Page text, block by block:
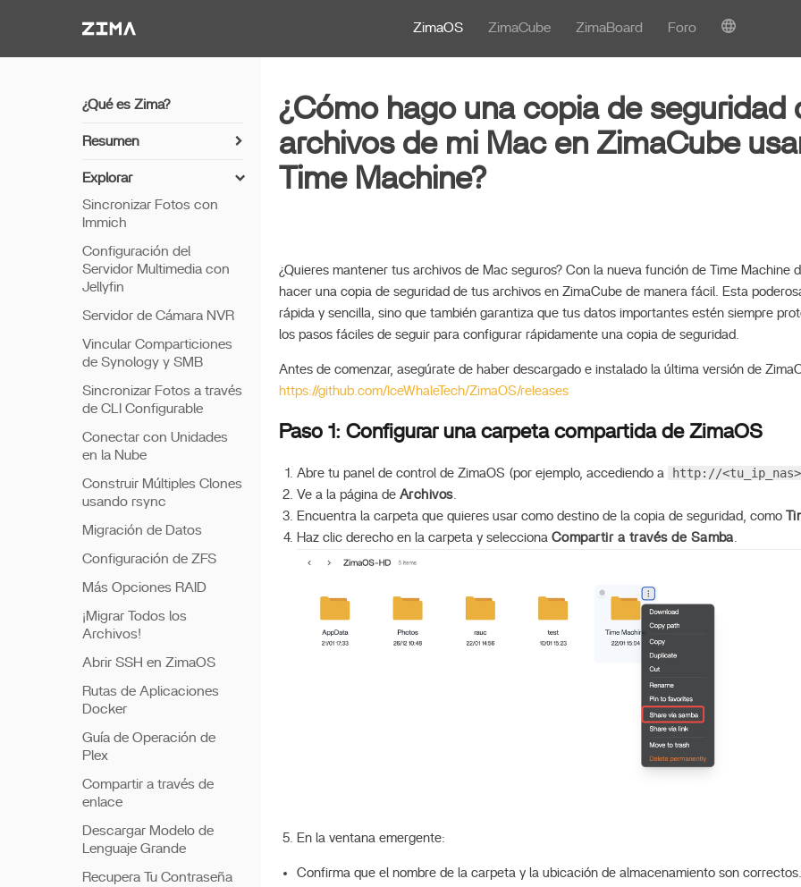
ZimaOS ZimaCube ZimaBoard Foro
¿Cómo hago una copia de seguridad
archivos de mi Mac en ZimaCube
Time Machine?
¿Quieres mantener tus archivos de Mac seguros? Con la nueva función de Time Machine
hacer una copia de seguridad de tus archivos en ZimaCube de manera fácil. Esta
rápida y sencilla, sino que también garantiza que tus datos importantes estén siempre
los pasos fáciles de seguir para configurar rápidamente una copia de seguridad.
Antes de comenzar, asegúrate de haber descargado e instalado la última versión de
https://github.com/IceWhaleTech/ZimaOS/releases
Paso 1: Configurar una carpeta compartida de ZimaOS
Abre tu panel de control de ZimaOS (por ejemplo, accediendo a http://<tu_ip_nas>
Ve a la página de Archivos.
Encuentra la carpeta que quieres usar como destino de la copia de seguridad, como
Haz clic derecho en la carpeta y selecciona Compartir a través de Samba.
En la ventana emergente:
Confirma que el nombre de la carpeta y la ubicación de almacenamiento son correctos.
¿Qué es Zima?
Resumen
Comenzar
Características
Acceso Remoto
Thunderbolt PC Directo
Explorar
Sincronizar Fotos con
Immich
Configuración del
Servidor Multimedia con
Jellyfin
Servidor de Cámara NVR
Vincular Comparticiones
de Synology y SMB
Sincronizar Fotos a través
de CLI Configurable
Conectar con Unidades
en la Nube
Construir Múltiples Clones
usando rsync
Migración de Datos
Configuración de ZFS
Más Opciones RAID
¡Migrar Todos los
Archivos!
Abrir SSH en ZimaOS
Rutas de Aplicaciones
Docker
Guía de Operación de
Plex
Compartir a través de
enlace
Descargar Modelo de
Lenguaje Grande
Recupera Tu Contraseña